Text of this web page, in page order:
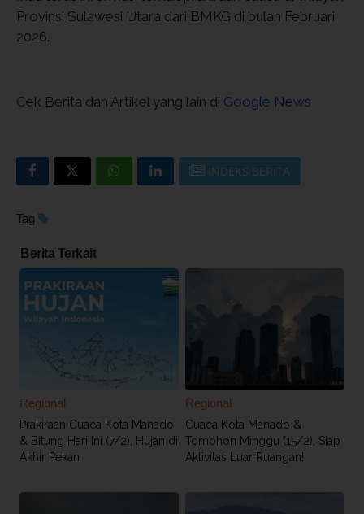
Provinsi Sulawesi Utara dari BMKG di bulan Februari
2026.
Cek Berita dan Artikel yang lain di Google News
INDEKS BERITA
Tag
Berita Terkait
Regional
Prakiraan Cuaca Kota Manado
& Bitung Hari Ini (7/2), Hujan di
Akhir Pekan
Regional
Cuaca Kota Manado &
Tomohon Minggu (15/2), Siap
Aktivitas Luar Ruangan!